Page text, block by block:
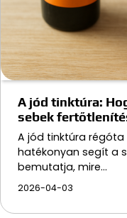
A jód tinktúra:
sebek
A jód tinktúra
hatékonyan segít a
bemutatja, mire…
2026-04-03